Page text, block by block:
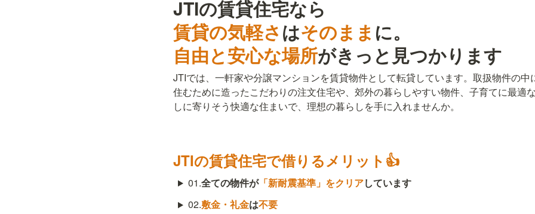
賃貸の気軽さはそのまま
自由と安心な場所がきっと見つかります
JTIでは、一軒家や分譲マンションを賃貸物件として転貸しています。取扱物件の中
住むために造ったこだわりの注文住宅や、郊外の暮らしやすい物件、子育てに最適
しに寄りそう快適な住まいで、理想の暮らしを手に入れませんか。
JTIの賃貸住宅で借りるメリット👍
01.全ての物件が「新耐震基準」をクリアしています
02.敷金・礼金は不要